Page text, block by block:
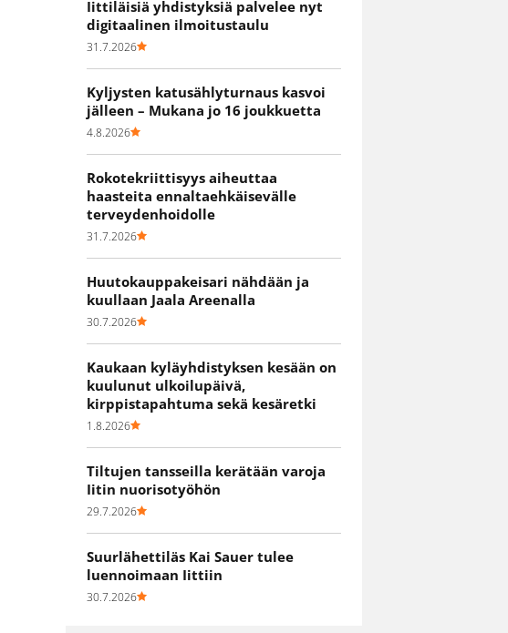
Iittiläisiä yhdistyksiä palvelee nyt
digitaalinen ilmoitustaulu
31.7.2026
Kyljysten katusählyturnaus kasvoi
jälleen – Mukana jo 16 joukkuetta
4.8.2026
Rokotekriittisyys aiheuttaa
haasteita ennaltaehkäisevälle
terveydenhoidolle
31.7.2026
Huutokauppakeisari nähdään ja
kuullaan Jaala Areenalla
30.7.2026
Kaukaan kyläyhdistyksen kesään on
kuulunut ulkoilupäivä,
kirppistapahtuma sekä kesäretki
1.8.2026
Tiltujen tansseilla kerätään varoja
Iitin nuorisotyöhön
29.7.2026
Suurlähettiläs Kai Sauer tulee
luennoimaan Iittiin
30.7.2026